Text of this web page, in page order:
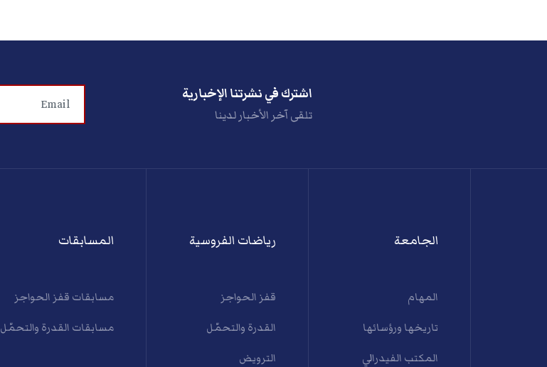
اشترك في نشرتنا الإخبارية
تلقى آخر الأخبار لدينا
الجامعة
المهام
تاريخها ورؤسائها
المكتب الفيدرالي
رياضات الفروسية
قفز الحواجز
القدرة والتحمّل
الترويض
المسابقات
مسابقات قفز الحواجز
مسابقات القدرة والتحمّل